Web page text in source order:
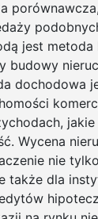
jest
budowy
dochodowa
Wycena
nie
także dla